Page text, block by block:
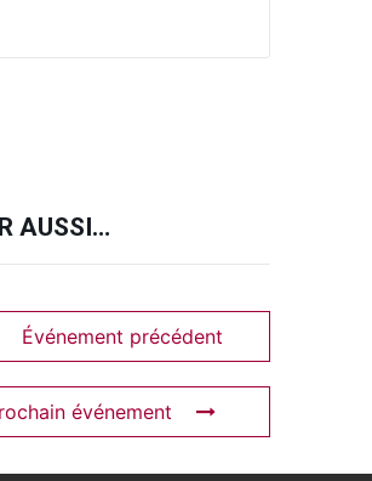
AUSSI…
Événement précédent
événement